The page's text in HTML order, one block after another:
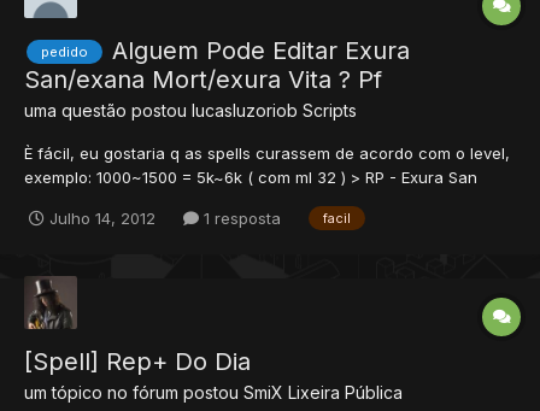
pedido
Alguem Pode Editar Exura
San/exana Mort/exura Vita ? Pf
uma questão postou lucasluzoriob Scripts
È fácil, eu gostaria q as spells curassem de acordo com o level,
exemplo: 1000~1500 = 5k~6k ( com ml 32 ) > RP - Exura San
8~10k ( ml 32 ) > Rp - Exura san E a mesma coisa com EK e
Julho 14, 2012 1 resposta facil
[Spell] Rep+ Do Dia
um tópico no fórum postou SmiX Lixeira Pública